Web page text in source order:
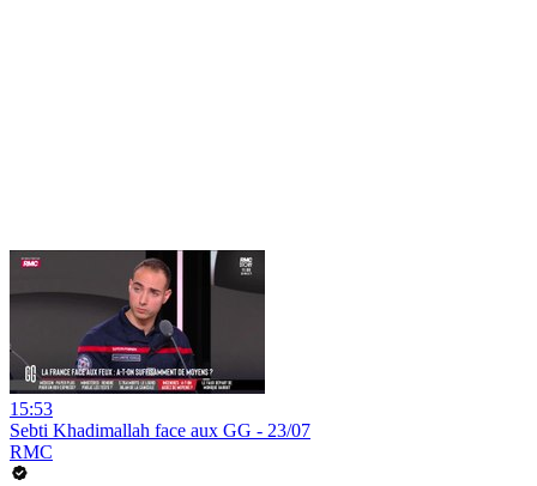
15:53
Sebti Khadimallah face aux GG - 23/07
RMC